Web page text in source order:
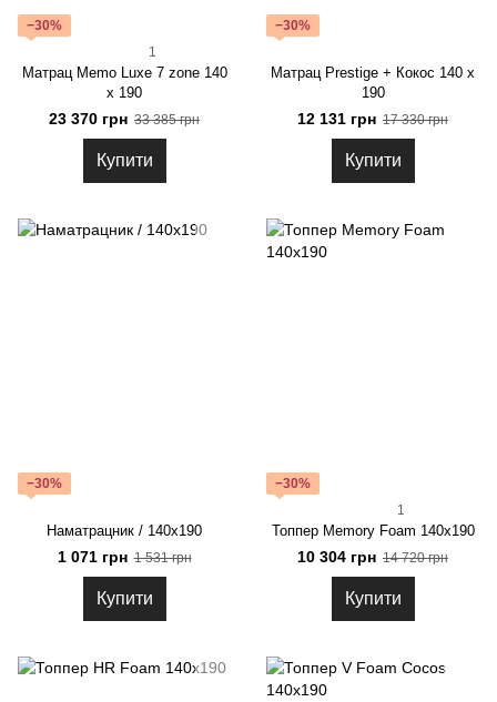
−30%
1
Матрац Memo Luxe 7 zone 140
x 190
23 370 грн 33 385 грн
Купити
−30%
Матрац Prestige + Кокос 140 x
190
12 131 грн 17 330 грн
Купити
−30%
Наматрацник / 140x190
1 071 грн 1 531 грн
Купити
−30%
1
Топпер Memory Foam 140х190
10 304 грн 14 720 грн
Купити